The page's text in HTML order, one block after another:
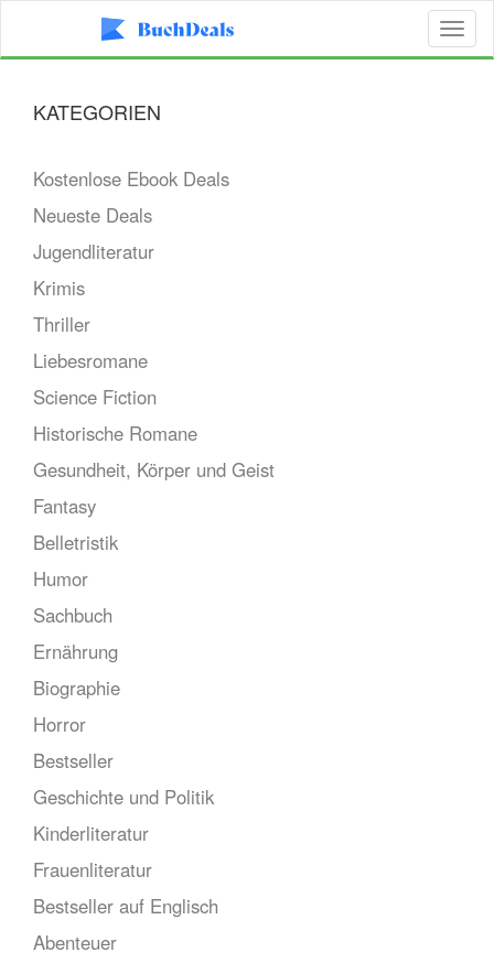
KATEGORIEN
Kostenlose Ebook Deals
Neueste Deals
Jugendliteratur
Krimis
Thriller
Liebesromane
Science Fiction
Historische Romane
Gesundheit, Körper und Geist
Fantasy
Belletristik
Humor
Sachbuch
Ernährung
Biographie
Horror
Bestseller
Geschichte und Politik
Kinderliteratur
Frauenliteratur
Bestseller auf Englisch
Abenteuer